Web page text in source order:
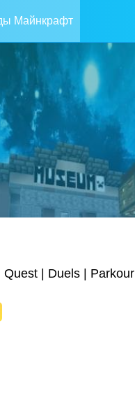
Майнкрафт
| Duels | Parkour